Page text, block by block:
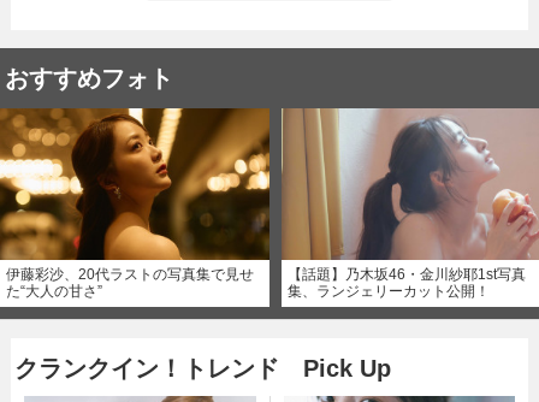
おすすめフォト
伊藤彩沙、20代ラストの写真集で見せ
た“大人の甘さ”
【話題】乃木坂46・金川紗耶1st写真
集、ランジェリーカット公開！
クランクイン！トレンド Pick Up